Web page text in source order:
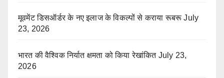
मूवमेंट डिसऑर्डर के नए इलाज के विकल्पों से कराया रूबरू July
23, 2026
भारत की वैश्विक निर्यात क्षमता को किया रेखांकित July 23,
2026